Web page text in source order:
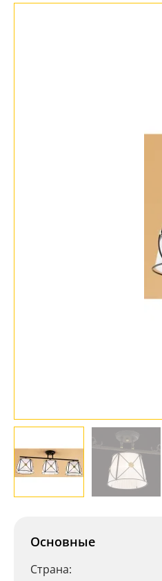
Гарантия
Основные
Страна: